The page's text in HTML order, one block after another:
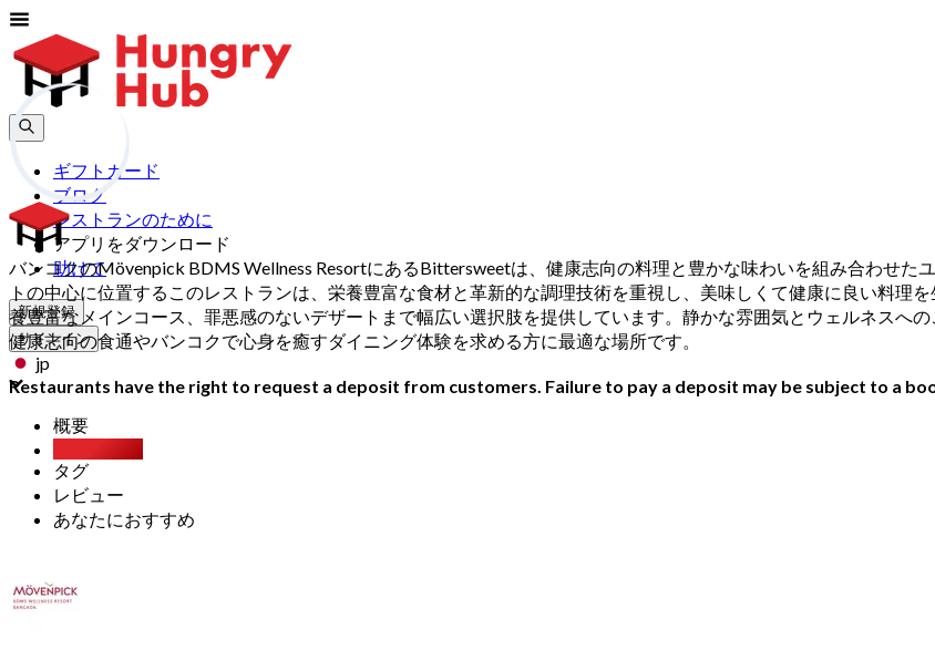
ギフトカード
ブログ
レストランのために
アプリをダウンロード
助けて
新規登録
サインイン
jp
バンコクのMövenpick BDMS Wellness ResortにあるBittersweetは、健康志向の料理と豊かな味わいを組み合わせ
トの中心に位置するこのレストランは、栄養豊富な食材と革新的な調理技術を重視し、美味しくて健康に良い料理
養豊富なメインコース、罪悪感のないデザートまで幅広い選択肢を提供しています。静かな雰囲気とウェルネスへ
健康志向の食通やバンコクで心身を癒すダイニング体験を求める方に最適な場所です。
Restaurants have the right to request a deposit from customers. Failure to pay a deposit may be subject to a
概要
タグ
レビュー
あなたにおすすめ